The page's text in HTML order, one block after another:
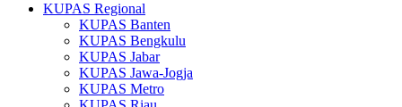
KUPAS Regional
KUPAS Banten
KUPAS Bengkulu
KUPAS Jabar
KUPAS Jawa-Jogja
KUPAS Metro